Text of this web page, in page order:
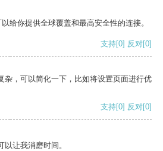
给你提供全球覆盖和最高安全性的连接。
支持[0] 反对[0]
杂，可以简化一下，比如将设置页面进行优
支持[0] 反对[0]
让我消磨时间。